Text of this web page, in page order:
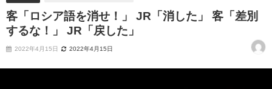
客「ロシア語を消せ！」 JR「消した」 客「差別
するな！」 JR「戻した」
2022年4月15日 2022年4月15日